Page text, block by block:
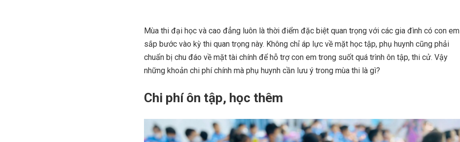
Mùa thi đại học và cao đẳng luôn là thời điểm đặc biệt quan trọng với các gia đình có con em
sắp bước vào kỳ thi quan trọng này. Không chỉ áp lực về mặt học tập, phụ huynh cũng phải
chuẩn bị chu đáo về mặt tài chính để hỗ trợ con em trong suốt quá trình ôn tập, thi cử. Vậy
những khoản chi phí chính mà phụ huynh cần lưu ý trong mùa thi là gì?
Chi phí ôn tập, học thêm